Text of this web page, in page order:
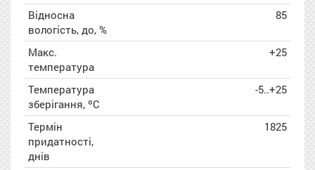
Відносна
вологість, до, %
85
Макс.
температура
+25
Температура
зберігання, ºC
-5..+25
Термін
придатності,
днів
1825